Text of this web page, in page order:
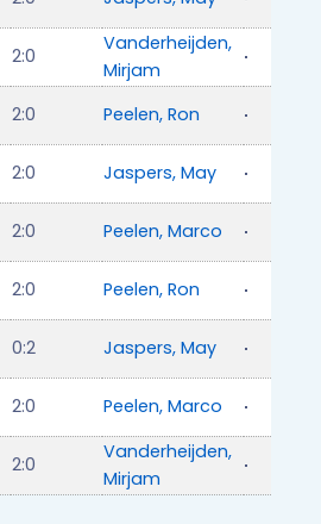
2:0
Vanderheijden,
Mirjam
2:0 Peelen, Ron
2:0 Jaspers, May
2:0 Peelen, Marco
2:0 Peelen, Ron
0:2 Jaspers, May
2:0 Peelen, Marco
2:0
Vanderheijden,
Mirjam